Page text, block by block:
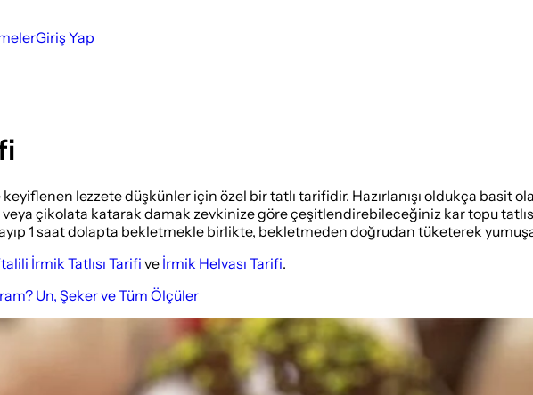
Giriş Yap
lezzete düşkünler için özel bir tatlı tarifidir. Hazırlanışı oldukça basit
veya çikolata katarak damak zevkinize göre çeşitlendirebileceğiniz kar topu
1 saat dolapta bekletmekle birlikte, bekletmeden doğrudan tüketerek
İrmik Tatlısı Tarifi ve İrmik Helvası Tarifi.
Un, Şeker ve Tüm Ölçüler